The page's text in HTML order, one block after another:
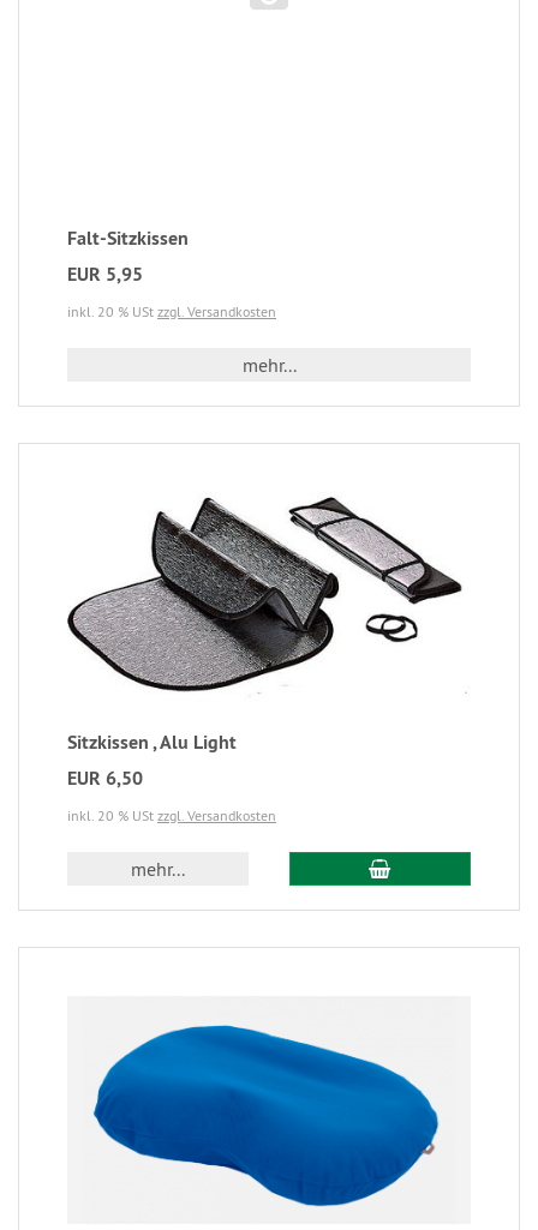
Falt-Sitzkissen
EUR 5,95
inkl. 20 % USt zzgl. Versandkosten
mehr...
Sitzkissen , Alu Light
EUR 6,50
inkl. 20 % USt zzgl. Versandkosten
mehr...